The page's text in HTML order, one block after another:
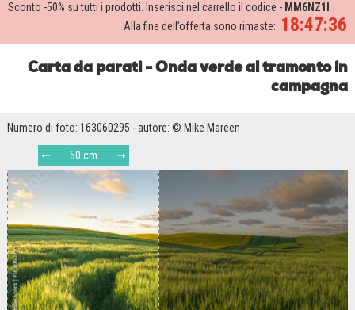
Sconto -50% su tutti i prodotti. Inserisci nel carrello il codice - MM6NZ1I
18:47:36
Alla fine dell’offerta sono rimaste:
Carta da parati - Onda verde al tramonto in
campagna
Numero di foto: 163060295 - autore: © Mike Mareen
50 cm